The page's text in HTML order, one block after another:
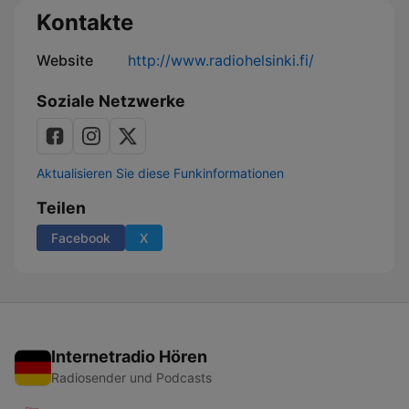
Kontakte
Website http://www.radiohelsinki.fi/
Soziale Netzwerke
Aktualisieren Sie diese Funkinformationen
Teilen
Facebook X
Internetradio Hören
Radiosender und Podcasts